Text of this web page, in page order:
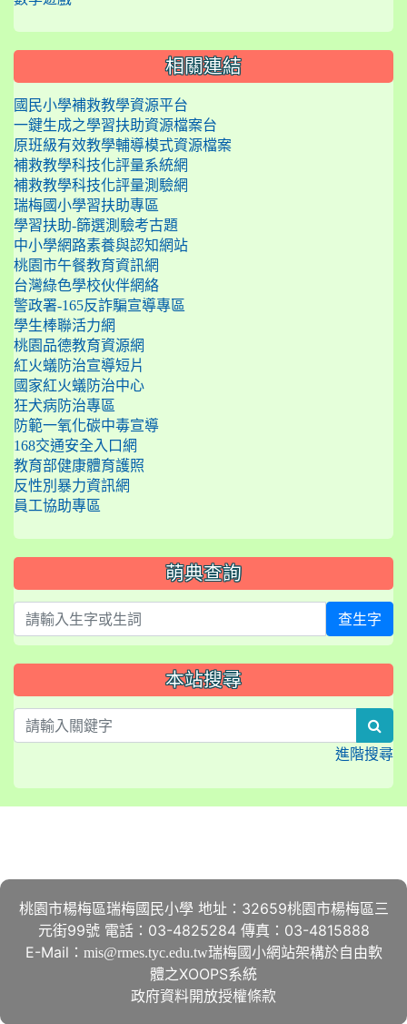
相關連結
國民小學補救教學資源平台
一鍵生成之學習扶助資源檔案台
原班級有效教學輔導模式資源檔案
補救教學科技化評量系統網
補救教學科技化評量測驗網
瑞梅國小學習扶助專區
學習扶助-篩選測驗考古題
中小學網路素養與認知網站
桃園市午餐教育資訊網
台灣綠色學校伙伴網絡
警政署-165反詐騙宣導專區
學生棒聯活力網
桃園品德教育資源網
紅火蟻防治宣導短片
國家紅火蟻防治中心
狂犬病防治專區
防範一氧化碳中毒宣導
168交通安全入口網
教育部健康體育護照
反性別暴力資訊網
員工協助專區
萌典查詢
查生字
本站搜尋
進階搜尋
桃園市楊梅區瑞梅國民小學 地址：32659桃園市楊梅區三
元街99號 電話：03-4825284 傳真：03-4815888
E-Mail： mis@rmes.tyc.edu.tw瑞梅國小網站架構於自由軟
體之XOOPS系統
政府資料開放授權條款